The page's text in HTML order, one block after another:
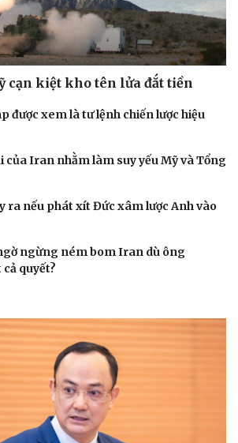
cạn kiệt kho tên lửa đắt tiền
được xem là tư lệnh chiến lược hiệu
của Iran nhằm làm suy yếu Mỹ và Tổng
ra nếu phát xít Đức xâm lược Anh vào
ngừng ném bom Iran dù ông
quyết?